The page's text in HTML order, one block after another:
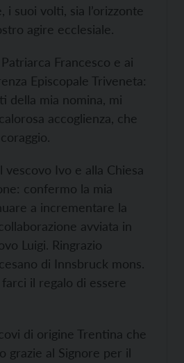
suoi volti, sia l’orizzonte
agire ecclesiale.
Francesco e ai
Episcopale Triveneta:
della mia nomina, mi
accoglienza, che
vescovo Ivo e alla Chiesa
confermo la mia
a incrementare la
avviata in
Luigi. Ringrazio
di Innsbruck mons.
il regalo di essere
di origine Trentina che
grazie al Signore per il